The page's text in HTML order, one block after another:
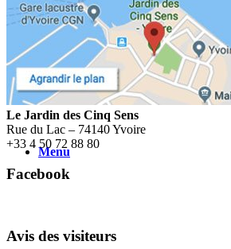
Blog
Menu
Le Jardin des Cinq Sens
Rue du Lac – 74140 Yvoire
+33 4 50 72 88 80
Facebook
Avis des visiteurs